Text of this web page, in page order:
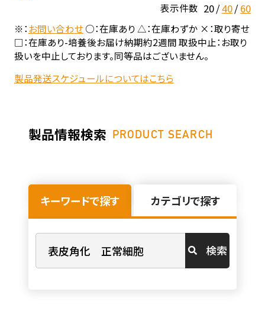
表示件数 20 40 60
※：お問い合わせ○：在庫あり △：在庫わずか ×：取り寄せ
□：在庫あり-培養後お届け納期約2週間 取扱中止：お取り
扱いを中止しております。同等品はございません。
製品発送スケジュールについてはこちら
製品情報検索 PRODUCT SEARCH
キーワードで探す カテゴリで探す
検索